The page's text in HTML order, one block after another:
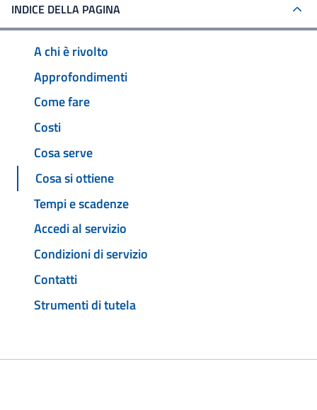
INDICE DELLA PAGINA
A chi è rivolto
Approfondimenti
Come fare
Costi
Cosa serve
Cosa si ottiene
Tempi e scadenze
Accedi al servizio
Condizioni di servizio
Contatti
Strumenti di tutela